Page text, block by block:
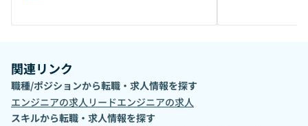
関連リンク
職種/ポジションから転職・求人情報を探す
エンジニアの求人 リードエンジニアの求人
スキルから転職・求人情報を探す